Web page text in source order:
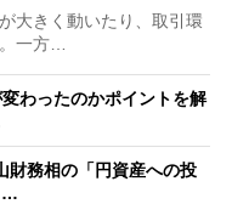
大きく動いたり、取引環
一方…
わったのかポイントを解
財務相の「円資産への投
…